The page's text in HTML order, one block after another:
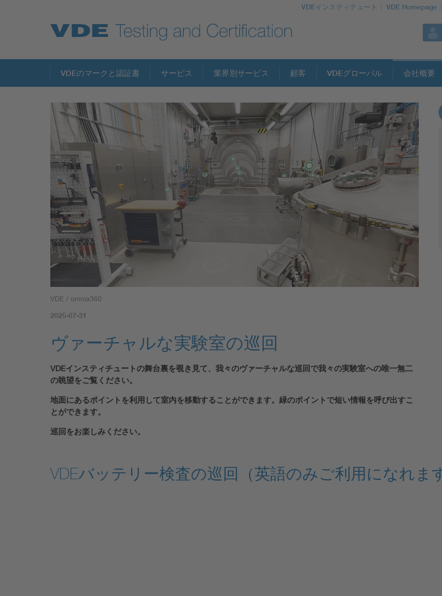
VDEインスティテュート VDE Homepage
Key Topics
VDEのマークと認証書 サービス 業界別サービス 顧客 VDEグローバル 会社概要
VDE / omnia360
2025-07-31
ヴァーチャルな実験室の巡回
VDEインスティチュートの舞台裏を覗き見て、我々のヴァーチャルな巡回で我々の実験室への唯一無二
の眺望をご覧ください。
地面にあるポイントを利用して室内を移動することができます。緑のポイントで短い情報を呼び出すこ
とができます。
巡回をお楽しみください。
VDEバッテリー検査の巡回（英語のみご利用になれま